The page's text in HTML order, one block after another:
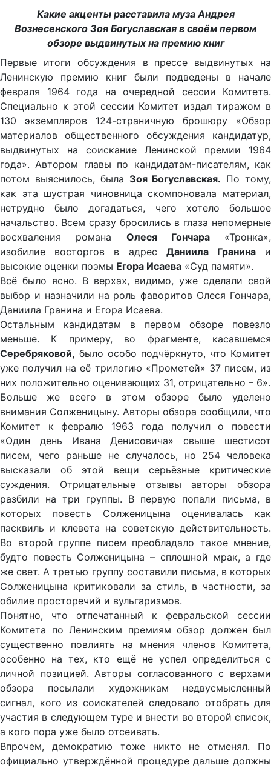
Какие акценты расставила муза Андрея
Вознесенского Зоя Богуславская в своём первом
обзоре выдвинутых на премию книг
Первые итоги обсуждения в прессе выдвинутых на
Ленинскую премию книг были подведены в начале
февраля 1964 года на очередной сессии Комитета.
Специально к этой сессии Комитет издал тиражом в
130 экземпляров 124-страничную брошюру «Обзор
материалов общественного обсуждения кандидатур,
выдвинутых на соискание Ленинской премии 1964
года». Автором главы по кандидатам-писателям, как
потом выяснилось, была Зоя Богуславская. По тому,
как эта шустрая чиновница скомпоновала материал,
нетрудно было догадаться, чего хотело большое
начальство. Всем сразу бросились в глаза непомерные
восхваления романа Олеся Гончара«Тронка»,
изобилие восторгов в адрес Даниила Гранинаи
высокие оценки поэмы Егора Исаева «Суд памяти».
Всё было ясно. В верхах, видимо, уже сделали свой
выбор и назначили на роль фаворитов Олеся Гончара,
Даниила Гранина и Егора Исаева.
Остальным кандидатам в первом обзоре повезло
меньше. К примеру, во фрагменте, касавшемся
Серебряковой, было особо подчёркнуто, что Комитет
уже получил на её трилогию «Прометей» 37 писем, из
них положительно оценивающих 31, отрицательно – 6».
Больше же всего в этом обзоре было уделено
внимания Солженицыну. Авторы обзора сообщили, что
Комитет к февралю 1963 года получил о повести
«Один день Ивана Денисовича» свыше шестисот
писем, чего раньше не случалось, но 254 человека
высказали об этой вещи серьёзные критические
суждения. Отрицательные отзывы авторы обзора
разбили на три группы. В первую попали письма, в
которых повесть Солженицына оценивалась как
пасквиль и клевета на советскую действительность.
Во второй группе писем преобладало такое мнение,
будто повесть Солженицына – сплошной мрак, а где
же свет. А третью группу составили письма, в которых
Солженицына критиковали за стиль, в частности, за
обилие просторечий и вульгаризмов.
Понятно, что отпечатанный к февральской сессии
Комитета по Ленинским премиям обзор должен был
существенно повлиять на мнения членов Комитета,
особенно на тех, кто ещё не успел определиться с
личной позицией. Авторы согласованного с верхами
обзора посылали художникам недвусмысленный
сигнал, кого из соискателей следовало отобрать для
участия в следующем туре и внести во второй список,
а кого пора уже было отсеивать.
Впрочем, демократию тоже никто не отменял. По
официально утверждённой процедуре дальше должны